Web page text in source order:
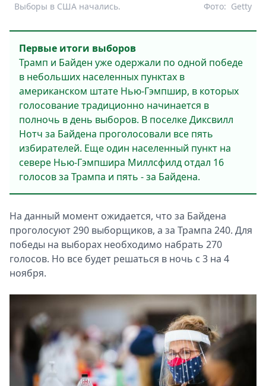
Выборы в США начались. Getty
Фото:
Первые итоги выборов
Трамп и Байден уже одержали по одной победе
в небольших населенных пунктах в
американском штате Нью-Гэмпшир, в которых
голосование традиционно начинается в
полночь в день выборов. В поселке Диксвилл
Нотч за Байдена проголосовали все пять
избирателей. Еще один населенный пункт на
севере Нью-Гэмпшира Миллсфилд отдал 16
голосов за Трампа и пять - за Байдена.
На данный момент ожидается, что за Байдена
проголосуют 290 выборщиков, а за Трампа 240. Для
победы на выборах необходимо набрать 270
голосов. Но все будет решаться в ночь с 3 на 4
ноября.